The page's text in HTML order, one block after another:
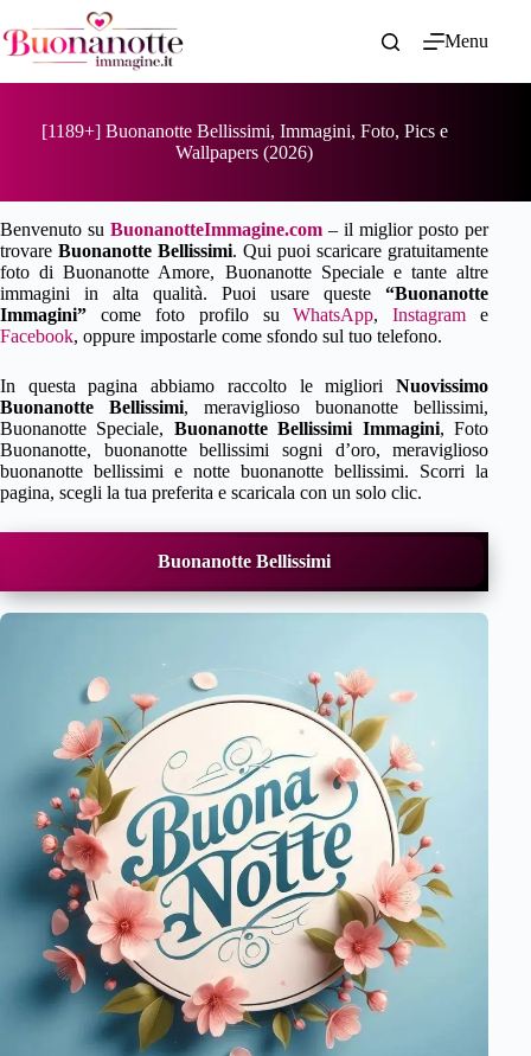
al
contenuto
Menu
[1189+] Buonanotte Bellissimi, Immagini, Foto, Pics e
Wallpapers (2026)
Benvenuto suBuonanotteImmagine.com – il miglior posto per
trovareBuonanotte Bellissimi. Qui puoi scaricare gratuitamente
foto di Buonanotte Amore, Buonanotte Speciale e tante altre
immagini in alta qualità. Puoi usare queste“Buonanotte
Immagini” come foto profilo suWhatsApp,Instagram e
Facebook, oppure impostarle come sfondo sul tuo telefono.
In questa pagina abbiamo raccolto le miglioriNuovissimo
Buonanotte Bellissimi, meraviglioso buonanotte bellissimi,
Buonanotte Speciale, Buonanotte Bellissimi Immagini, Foto
Buonanotte, buonanotte bellissimi sogni d’oro, meraviglioso
buonanotte bellissimi e notte buonanotte bellissimi. Scorri la
pagina, scegli la tua preferita e scaricala con un solo clic.
Buonanotte Bellissimi